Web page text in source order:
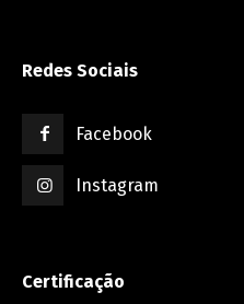
Redes Sociais
Facebook
Instagram
Certificação